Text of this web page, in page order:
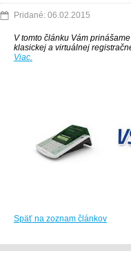
Pridané: 06.02.2015
V tomto článku Vám
klasickej a virtuálnej
Viac.
Späť na zoznam článkov